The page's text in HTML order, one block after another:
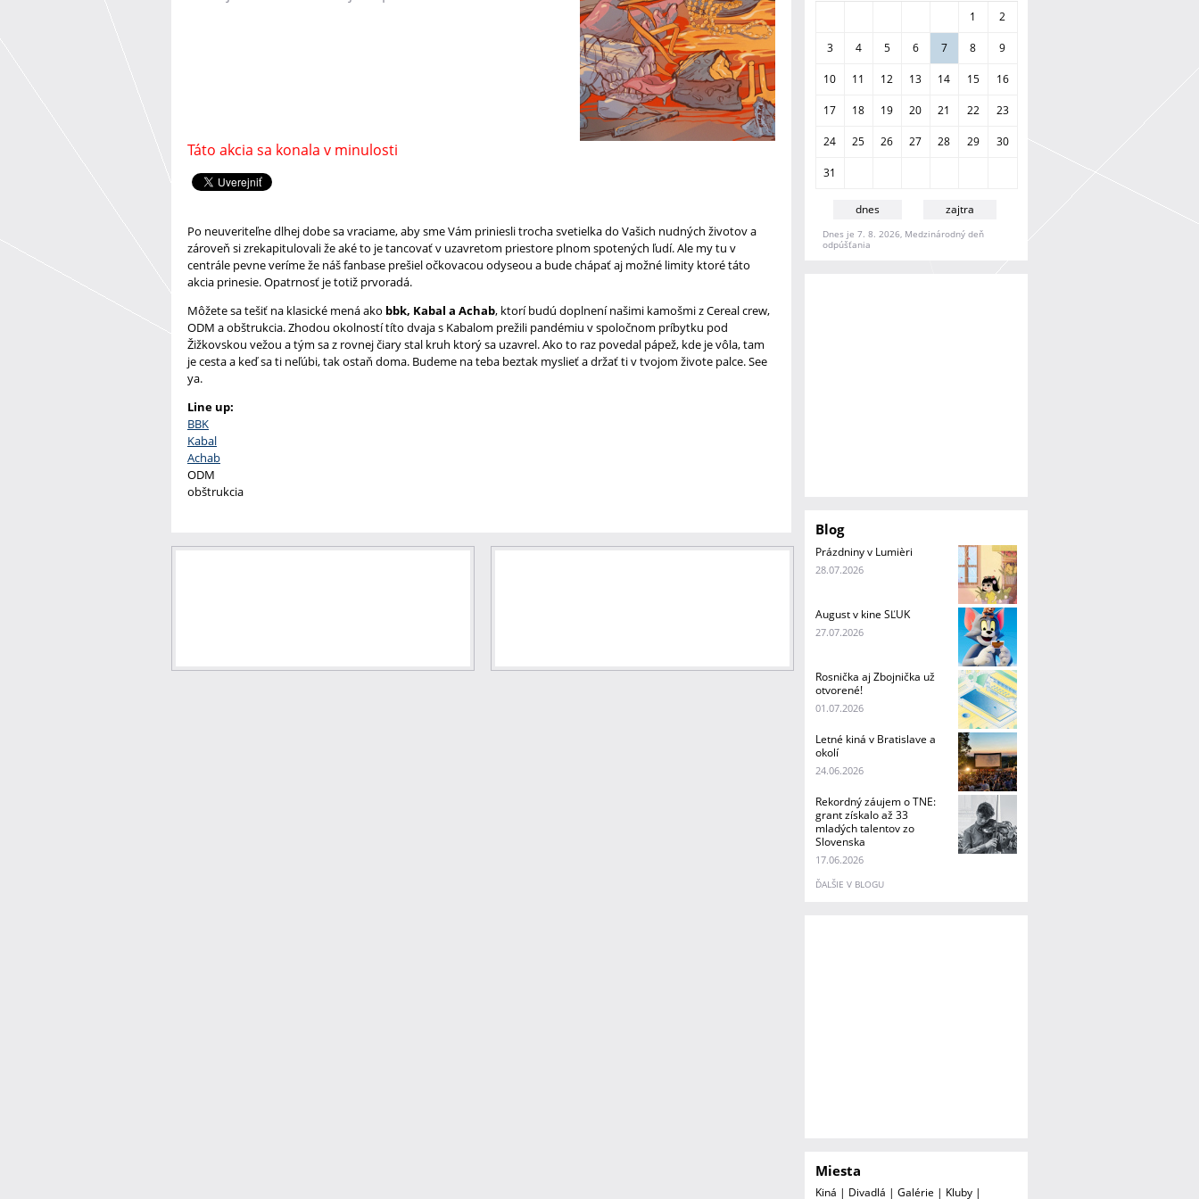
Táto akcia sa konala v minulosti
Po neuveriteľne dlhej dobe sa vraciame, aby sme Vám priniesli trocha svetielka do Vašich nudných životov a
zároveň si zrekapitulovali že aké to je tancovať v uzavretom priestore plnom spotených ľudí. Ale my tu v
centrále pevne veríme že náš fanbase prešiel očkovacou odyseou a bude chápať aj možné limity ktoré táto
akcia prinesie. Opatrnosť je totiž prvoradá.
Môžete sa tešiť na klasické mená ako bbk, Kabal a Achab, ktorí budú doplnení našimi kamošmi z Cereal crew,
ODM a obštrukcia. Zhodou okolností títo dvaja s Kabalom prežili pandémiu v spoločnom príbytku pod
Žižkovskou vežou a tým sa z rovnej čiary stal kruh ktorý sa uzavrel. Ako to raz povedal pápež, kde je vôla, tam
je cesta a keď sa ti neľúbi, tak ostaň doma. Budeme na teba beztak myslieť a držať ti v tvojom živote palce. See
ya.
Line up:
BBK
Kabal
Achab
ODM
obštrukcia
1 2
3 4 5 6 7 8 9
10 11 12 13 14 15 16
17 18 19 20 21 22 23
24 25 26 27 28 29 30
31
dnes zajtra
Dnes je 7. 8. 2026, Medzinárodný deň
odpúšťania
Blog
Prázdniny v Lumièri
28.07.2026
August v kine SĽUK
27.07.2026
Rosnička aj Zbojnička už
otvorené!
01.07.2026
Letné kiná v Bratislave a
okolí
24.06.2026
Rekordný záujem o TNE:
grant získalo až 33
mladých talentov zo
Slovenska
17.06.2026
ĎALŠIE V BLOGU
Miesta
Kiná | Divadlá | Galérie | Kluby |